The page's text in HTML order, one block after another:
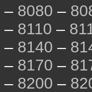
– 8080 –
– 8110 –
– 8140 –
– 8170 –
– 8200 –